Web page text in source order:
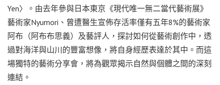
Yen〉。由去年參與日本東京《現代唯一無二當代藝術展》
藝術家Nyumori、曾遭醫生宣佈存活率僅有五年8%的藝術家
阿布（阿布布思義）及藝評人，探討如何從藝術創作中，透
過對海洋與山川的豐富想像，將自身經歷表達於其中。而這
場獨特的藝術分享會，將為觀眾揭示自然與個體之間的深刻
連結。